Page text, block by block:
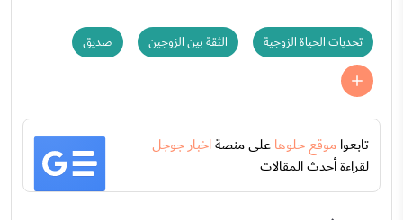
تحديات الحياة الزوجية الثقة بين الزوجين صديق
تابعواموقع حلوهاعلى منصةاخبار جوجل
لقراءة أحدث المقالات